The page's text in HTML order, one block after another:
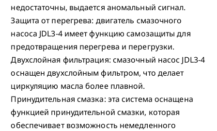
недостаточны, выдается аномальный сигнал.
Защита от перегрева: двигатель смазочного
насоса JDL3-4 имеет функцию самозащиты для
предотвращения перегрева и перегрузки.
Двухслойная фильтрация: смазочный насос JDL3-4
оснащен двухслойным фильтром, что делает
циркуляцию масла более плавной.
Принудительная смазка: эта система оснащена
функцией принудительной смазки, которая
обеспечивает возможность немедленного